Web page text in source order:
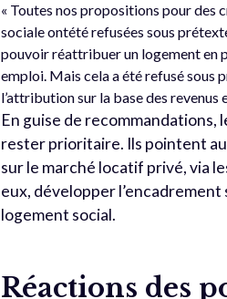
« Toutes nos propositions pour des
sociale ontété refusées sous
pouvoir réattribuer un logement en
emploi. Mais cela a été refusé sous
l’attribution sur la base des revenus
En guise de
rester prioritaire. Ils pointent
sur le marché locatif privé, via
eux, développer
logement social.
Réactions des